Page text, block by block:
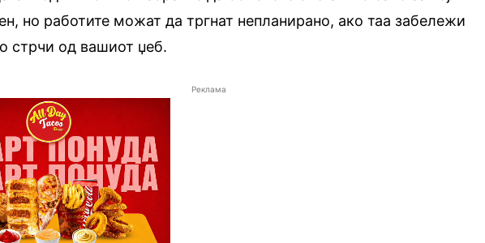
но работите можат да тргнат непланирано, ако таа забележи
стрчи од вашиот џеб.
Реклама